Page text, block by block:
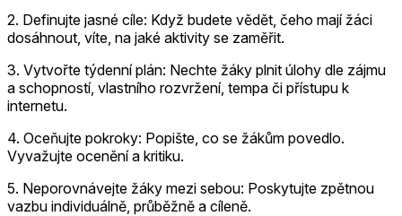
2. Definujte jasné cíle: Když budete vědět, čeho mají žáci
dosáhnout, víte, na jaké aktivity se zaměřit.
3. Vytvořte týdenní plán: Nechte žáky plnit úlohy dle zájmu
a schopností, vlastního rozvržení, tempa či přístupu k
internetu.
4. Oceňujte pokroky: Popište, co se žákům povedlo.
Vyvažujte ocenění a kritiku.
5. Neporovnávejte žáky mezi sebou: Poskytujte zpětnou
vazbu individuálně, průběžně a cíleně.